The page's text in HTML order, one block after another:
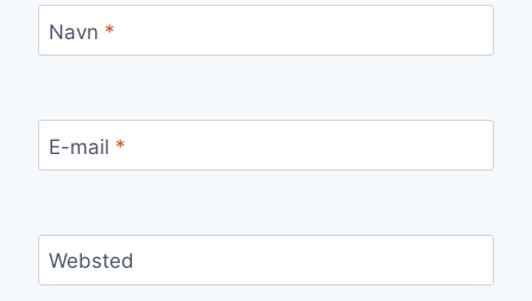
Navn *
E-mail *
Websted